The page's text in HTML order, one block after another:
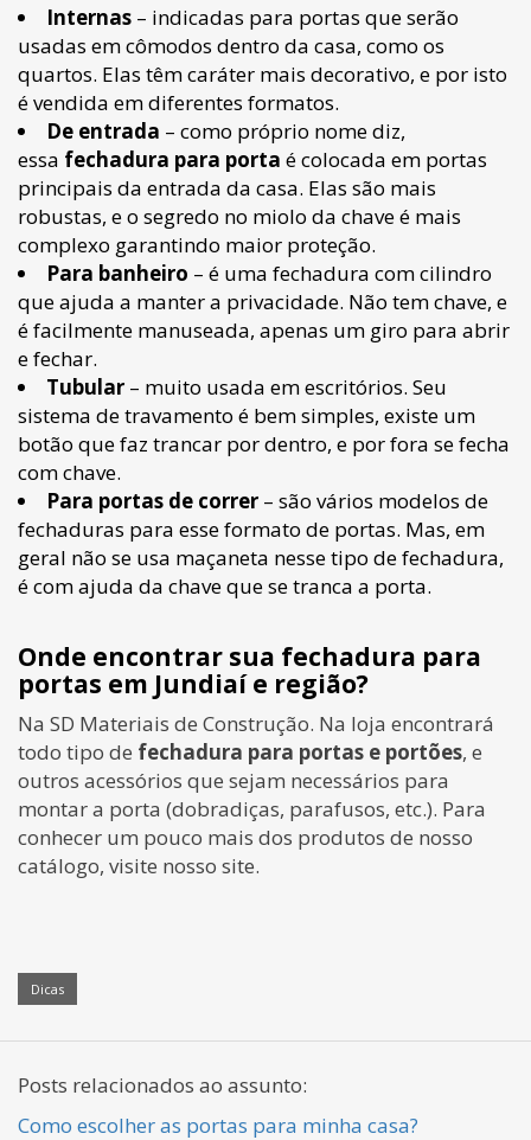
Internas – indicadas para portas que serão
usadas em cômodos dentro da casa, como os
quartos. Elas têm caráter mais decorativo, e por isto
é vendida em diferentes formatos.
De entrada – como próprio nome diz,
essa fechadura para porta é colocada em portas
principais da entrada da casa. Elas são mais
robustas, e o segredo no miolo da chave é mais
complexo garantindo maior proteção.
Para banheiro – é uma fechadura com cilindro
que ajuda a manter a privacidade. Não tem chave, e
é facilmente manuseada, apenas um giro para abrir
e fechar.
Tubular – muito usada em escritórios. Seu
sistema de travamento é bem simples, existe um
botão que faz trancar por dentro, e por fora se fecha
com chave.
Para portas de correr – são vários modelos de
fechaduras para esse formato de portas. Mas, em
geral não se usa maçaneta nesse tipo de fechadura,
é com ajuda da chave que se tranca a porta.
Onde encontrar sua fechadura para
portas em Jundiaí e região?
Na SD Materiais de Construção. Na loja encontrará
todo tipo de fechadura para portas e portões, e
outros acessórios que sejam necessários para
montar a porta (dobradiças, parafusos, etc.). Para
conhecer um pouco mais dos produtos de nosso
catálogo, visite nosso site.
Dicas
Posts relacionados ao assunto:
Como escolher as portas para minha casa?